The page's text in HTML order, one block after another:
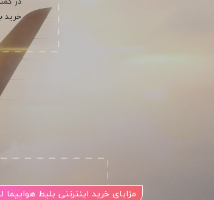
خرید
مزایای خرید اینترنتی بلیط هواپیما